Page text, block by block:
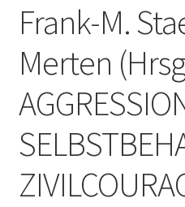
Frank-M.
Merten